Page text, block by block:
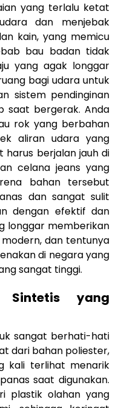
yang terlalu ketat
dan menjebak
kain, yang memicu
bau badan tidak
yang agak longgar
bagi udara untuk
sistem pendinginan
saat bergerak. Anda
rok yang berbahan
aliran udara yang
harus berjalan jauh di
celana jeans yang
bahan tersebut
dan sangat sulit
dengan efektif dan
longgar memberikan
dan tentunya
di negara yang
sangat tinggi.
Sintetis yang
sangat berhati-hati
dari bahan poliester,
kali terlihat menarik
saat digunakan.
plastik olahan yang